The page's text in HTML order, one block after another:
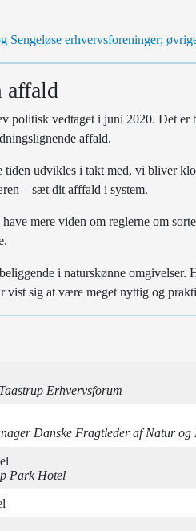
Sengeløse erhvervsforeninger;
affald
vedtaget i juni 2020. Det er
affald.
tiden udvikles i takt med, vi bliver
– sæt dit afffald i system.
mere viden om reglerne om
i naturskønne omgivelser.
vist sig at være meget nyttig og
Erhvervsforum
Danske Fragtleder af Natur
Park Hotel